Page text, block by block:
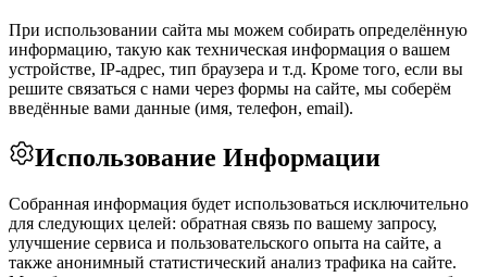
При использовании сайта мы можем собирать определённую
информацию, такую как техническая информация о вашем
устройстве, IP-адрес, тип браузера и т.д. Кроме того, если вы
решите связаться с нами через формы на сайте, мы соберём
введённые вами данные (имя, телефон, email).
Использование Информации
Собранная информация будет использоваться исключительно
для следующих целей: обратная связь по вашему запросу,
улучшение сервиса и пользовательского опыта на сайте, а
также анонимный статистический анализ трафика на сайте.